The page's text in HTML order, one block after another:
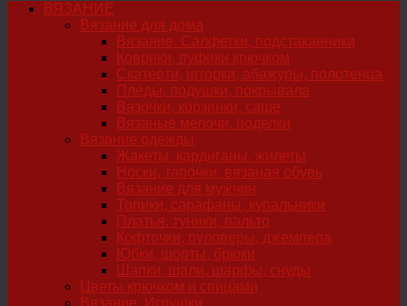
ВЯЗАНИЕ
Вязание для дома
Вязание. Салфетки, подстаканники
Коврики, пуфики крючком
Скатерти, шторки, абажуры, полотенца
Пледы, подушки, покрывала
Вазочки, корзинки, саше
Вязаные мелочи, поделки
Вязание одежды
Жакеты, кардиганы, жилеты
Носки, тапочки, вязаная обувь
Вязание для мужчин
Топики, сарафаны, купальники
Платья, туники, пальто
Кофточки, пуловеры, джемпера
Юбки, шорты, брюки
Шапки, шали, шарфы, снуды
Цветы крючком и спицами
Вязание. Игрушки